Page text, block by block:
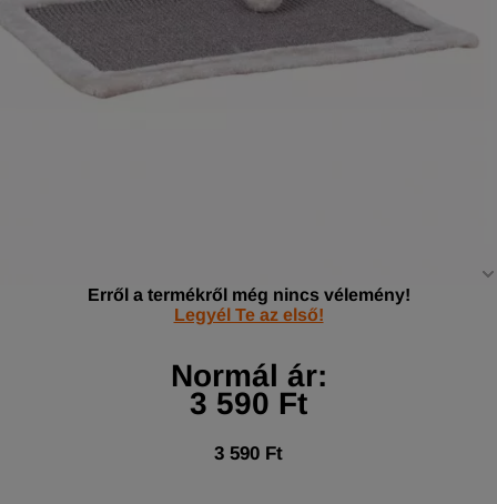
Erről a termékről még nincs vélemény!
Legyél Te az első!
Normál ár:
3 590 Ft
3 590 Ft